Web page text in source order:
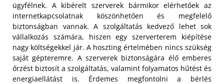
ügyfélnek. A kibérelt szerverek bármikor elérhetőek az
internetkapcsolatnak köszönhetően és megfelelő
biztonságban vannak. A szolgáltatás kedvező lehet sok
vállalkozás számára, hiszen egy szerverterem kiépítése
nagy költségekkel jár. A hoszting értelmében nincs szükség
saját gépteremre. A szerverek biztonságára élő emberes
őrzést biztosít a szolgáltatás, valamint folyamatos hűtést és
energiaellátást is. Érdemes megfontolni a bérlés